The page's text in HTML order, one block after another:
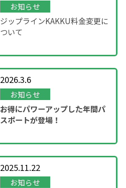
お知らせ
ジップラインKAKKU料金変更に
ついて
2026.3.6
お知らせ
お得にパワーアップした年間パ
スポートが登場！
2025.11.22
お知らせ